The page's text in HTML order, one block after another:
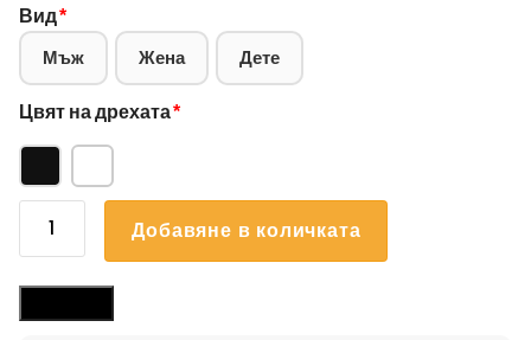
Вид*
Мъж Жена Дете
Цвят на дрехата*
количество
Овчарка
Добавяне в количката